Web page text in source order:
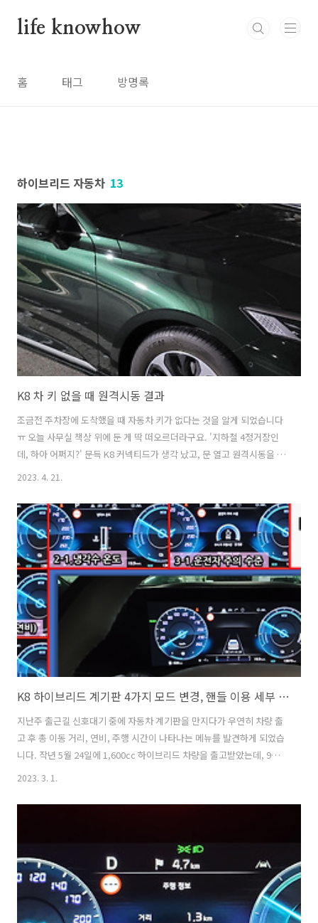
life knowhow
홈 태그 방명록
하이브리드 자동차 13
K8 차 키 없을 때 원격시동 결과
조금전 주차장에 도착했을 때 자동차 키가 없다는 것을 알게 되었습니다
ㅠ 오늘 사무실 책상 위에 둔 게 딱 떠오르더라구요. '지하철 4정거장인
데, 하아 어쩌지?' 문득 K8 커넥티드가 생각 났고, 문 열고 원격시동을 걸
었습니다. 차량은 K8 하이브리드 딥포레스트 그린입니다. 결과는 시동은
샀는데 그나마 차에 놓을 수 있어 다행입니다^^; 혹시라도 차 키 없이 원
격시동 거는 분들, 참고하시기 바랍니다. 지하철 안에서 포스팅 올립니다
ㅠ
2023. 4. 21.
K8 하이브리드 계기판 4가지 모드 변경, 핸들 이용 세부 메뉴 변경 방법
지난주 출근길 신호대기 중에 자동차 계기판을 만지다가 우연히 차량 출
고 후 총 이동 거리, 연비, 주행 시간이 나타나는 메뉴를 발견하게 되었습
니다. 작년 5월 24일에 1,600cc 하이브리드 차량을 출고받았는데, 9개
월가량 운전하며 13,673km를 주행했고, 주행 시간은 397시간, 누적 연
도 누적 기준으로 21km가 넘는 연비는 꽤 만족스럽습니다. 차량 색상은
을 주로 구매했었는데, 초록 빛깔의 영롱한 색상을 볼 때마다 잘 뽑았다
는 생각을 하고 있습니다. 더구나 이 색상은 길에서 거의 보는 일이 없기
때문에 희소성 부분도 만족 포인트 중 하나입니다. 지난번 K..
2023. 3. 1.